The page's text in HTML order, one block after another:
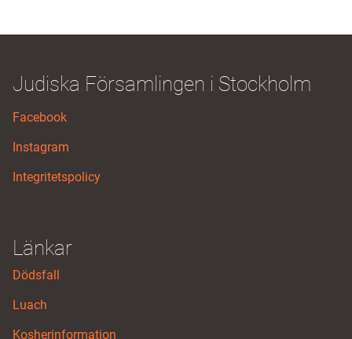
Judiska Församlingen i Stockholm
Facebook
Instagram
Integritetspolicy
Länkar
Dödsfall
Luach
Kosherinformation